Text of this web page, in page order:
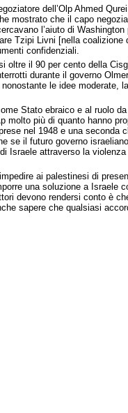
dell’Olp Ahmed
mostrato che il capo
l’aiuto di
Tzipi Livni [nella coalizione
confidenziali.
il 90 per cento della
durante il governo
le idee moderate,
Stato ebraico e al ruolo
più di quanto hanno
nel 1948 e una seconda
se il futuro governo
attraverso la
ai palestinesi di
una soluzione a Israele
devono rendersi conto è
sapere che qualsiasi